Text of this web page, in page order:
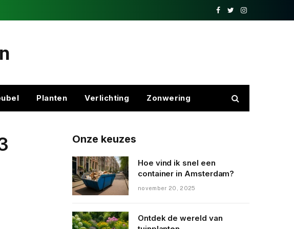
Facebook
TwitterInstagram
Planten Verlichting Zonwering
Onze keuzes
Hoe vind ik snel een
container in Amsterdam?
november 20, 2025
Ontdek de wereld van